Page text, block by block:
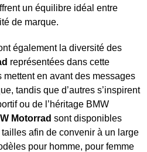
un équilibre idéal entre
de marque.
également la diversité des
représentées dans cette
en avant des messages
tandis que d’autres s’inspirent
ou de l’héritage BMW
Motorrad sont disponibles
afin de convenir à un large
pour homme, pour femme